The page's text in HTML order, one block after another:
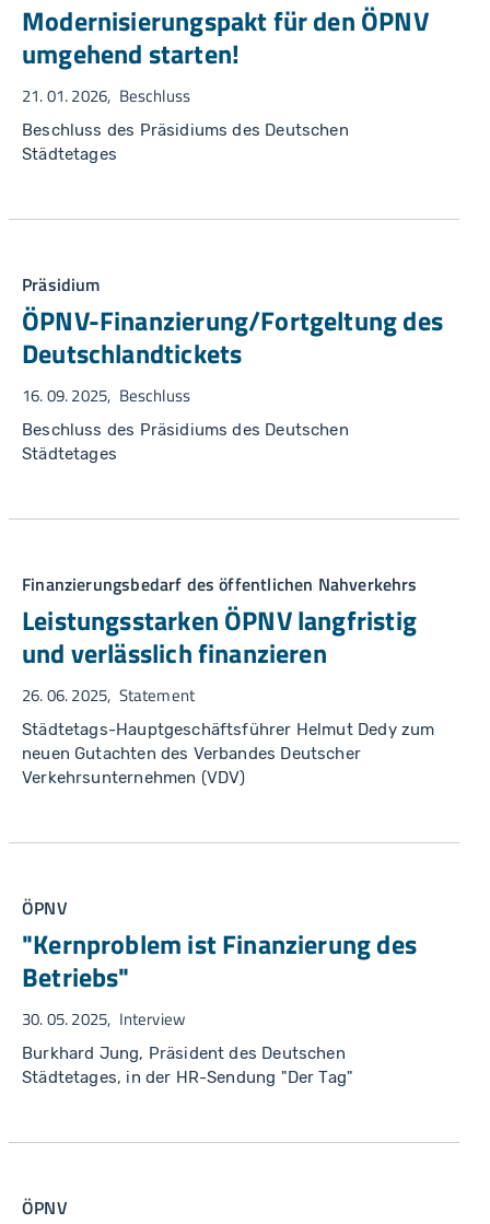
Modernisierungspakt für den ÖPNV
umgehend starten!
21. 01. 2026 Beschluss
Beschluss des Präsidiums des Deutschen
Städtetages
Präsidium
ÖPNV-Finanzierung/Fortgeltung des
Deutschlandtickets
16. 09. 2025 Beschluss
Beschluss des Präsidiums des Deutschen
Städtetages
Finanzierungsbedarf des öffentlichen Nahverkehrs
Leistungsstarken ÖPNV langfristig
und verlässlich finanzieren
26. 06. 2025 Statement
Städtetags-Hauptgeschäftsführer Helmut Dedy zum
neuen Gutachten des Verbandes Deutscher
Verkehrsunternehmen (VDV)
ÖPNV
"Kernproblem ist Finanzierung des
Betriebs"
30. 05. 2025 Interview
Burkhard Jung, Präsident des Deutschen
Städtetages, in der HR-Sendung "Der Tag"
ÖPNV